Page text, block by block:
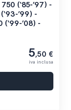
(‘85-’97) -
’99) -
(‘99-’08) -
5,50 €
iva inclusa